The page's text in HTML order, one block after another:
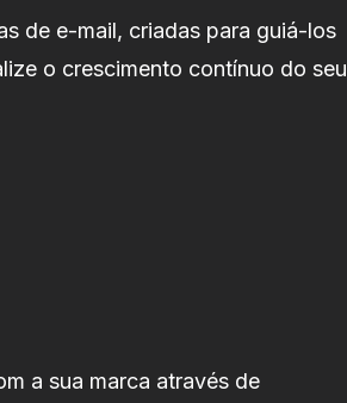
de e-mail, criadas para guiá-los
o crescimento contínuo do seu
a sua marca através de